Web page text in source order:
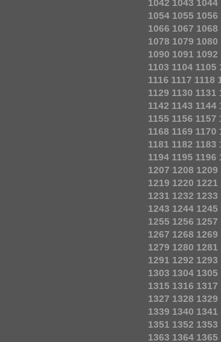
1042 1043 1044
1054 1055 1056
1066 1067 1068
1078 1079 1080
1090 1091 1092
1103 1104 1105
1116 1117 1118
1129 1130 1131
1142 1143 1144
1155 1156 1157
1168 1169 1170
1181 1182 1183
1194 1195 1196
1207 1208 1209
1219 1220 1221
1231 1232 1233
1243 1244 1245
1255 1256 1257
1267 1268 1269
1279 1280 1281
1291 1292 1293
1303 1304 1305
1315 1316 1317
1327 1328 1329
1339 1340 1341
1351 1352 1353
1363 1364 1365